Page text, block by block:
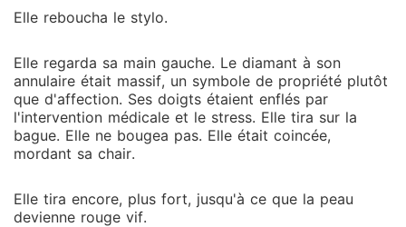
Elle reboucha le stylo.
Elle regarda sa main gauche. Le diamant à son
annulaire était massif, un symbole de propriété plutôt
que d'affection. Ses doigts étaient enflés par
l'intervention médicale et le stress. Elle tira sur la
bague. Elle ne bougea pas. Elle était coincée,
mordant sa chair.
Elle tira encore, plus fort, jusqu'à ce que la peau
devienne rouge vif.